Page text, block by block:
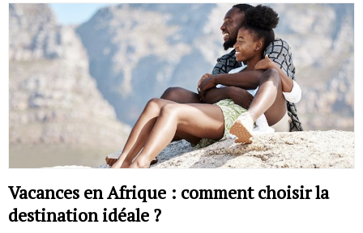
Vacances en Afrique : comment choisir la
destination idéale ?